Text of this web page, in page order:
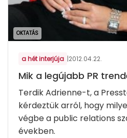
OKTATÁS
a hét interjúja |2012.04.22.
Mik a legújabb PR
Terdik Adrienne-t, a
kérdeztük arról, hogy
végbe a public relations
években.